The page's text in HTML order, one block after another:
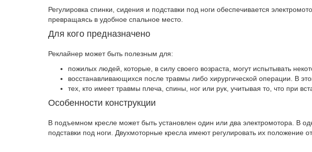
Регулировка спинки, сидения и подставки под ноги обеспечивается
превращаясь в удобное спальное место.
Для кого предназначено
Реклайнер может быть полезным для:
пожилых людей, которые, в силу своего возраста, могут испытывать
восстанавливающихся после травмы либо хирургической операции. В
тех, кто имеет травмы плеча, спины, ног или рук, учитывая то, что при
Особенности конструкции
В подъемном кресле может быть установлен один или два электромотора. В
подставки под ноги. Двухмоторные кресла имеют регулировать их положение